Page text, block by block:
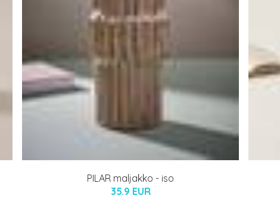
PILAR maljakko - iso
35.9 EUR